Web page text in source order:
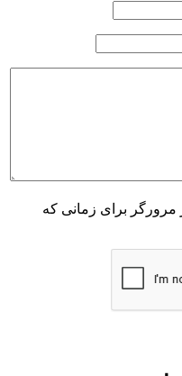
مرورگر برای زمانی که